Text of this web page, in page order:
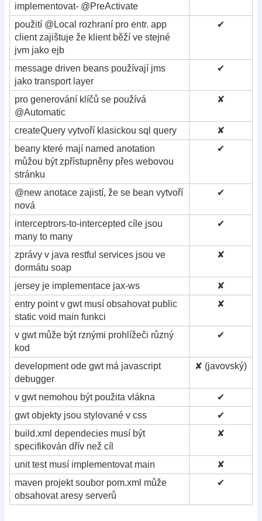
implementovat- @PreActivate
použití @Local rozhraní pro entr. app
client zajištuje že klient běží ve stejné
jvm jako ejb
✔
message driven beans používají jms
jako transport layer
✔
pro generování klíčů se používá
@Automatic
✘
createQuery vytvoří klasickou sql query
✘
beany které mají named anotation
můžou být zpřístupněny přes webovou
stránku
✔
@new anotace zajistí, že se bean vytvoří
nová
✔
interceptrors-to-intercepted cíle jsou
many to many
✔
zprávy v java restful services jsou ve
dormátu soap
✘
jersey je implementace jax-ws
✘
entry point v gwt musí obsahovat public
static void main funkci
✘
v gwt může být rznými prohlížeči různý
kod
✔
development ode gwt má javascript
debugger
✘ (javovský)
v gwt nemohou být použita vlákna
✔
gwt objekty jsou stylované v css
✔
build.xml dependecies musí být
specifikován dřív než cíl
✘
unit test musí implementovat main
✘
maven projekt soubor pom.xml může
obsahovat aresy serverů
✔